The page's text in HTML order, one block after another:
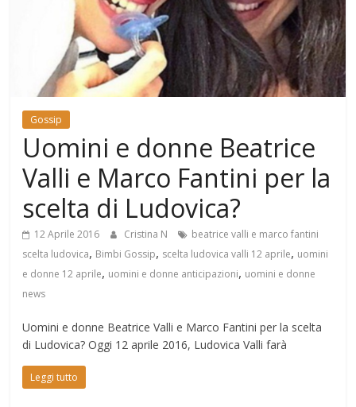
Gossip
Uomini e donne Beatrice
Valli e Marco Fantini per la
scelta di Ludovica?
12 Aprile 2016 Cristina N
beatrice valli e marco fantini
scelta ludovica, Bimbi Gossip, scelta ludovica valli 12 aprile, uomini
e donne 12 aprile, uomini e donne anticipazioni, uomini e donne
news
Uomini e donne Beatrice Valli e Marco Fantini per la scelta
di Ludovica? Oggi 12 aprile 2016, Ludovica Valli farà
Leggi tutto